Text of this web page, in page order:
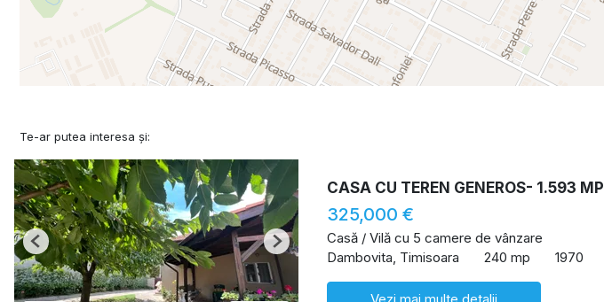
Te-ar putea interesa și:
Previous Next
CASA CU TEREN GENEROS- 1.593 MP
325,000 €
Casă / Vilă cu 5 camere de vânzare
Dambovita, Timisoara
240 mp 1970
Vezi mai multe detalii